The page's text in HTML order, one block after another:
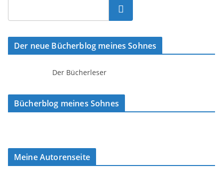
Suchen
Der neue Bücherblog meines Sohnes
Der Bücherleser
Bücherblog meines Sohnes
Meine Autorenseite